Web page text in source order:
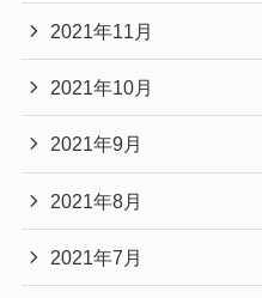
2021年11月
2021年10月
2021年9月
2021年8月
2021年7月